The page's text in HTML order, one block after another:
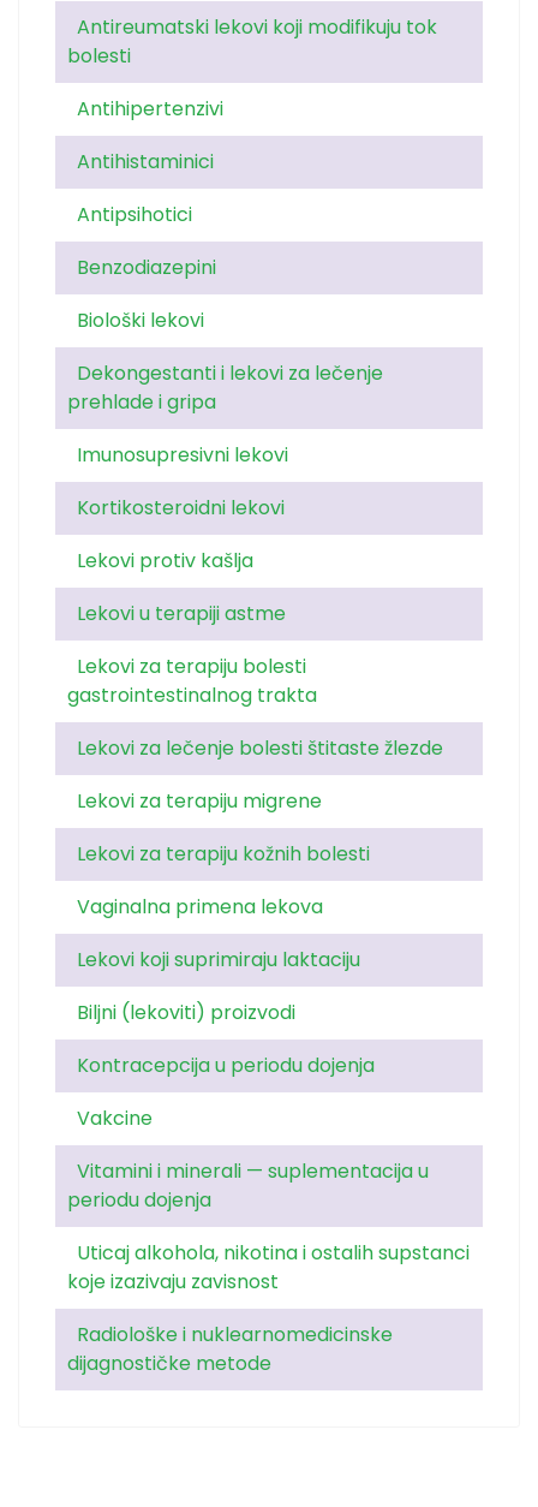
Antireumatski lekovi koji modifikuju tok
bolesti
Antihipertenzivi
Antihistaminici
Antipsihotici
Benzodiazepini
Biološki lekovi
Dekongestanti i lekovi za lečenje
prehlade i gripa
Imunosupresivni lekovi
Kortikosteroidni lekovi
Lekovi protiv kašlja
Lekovi u terapiji astme
Lekovi za terapiju bolesti
gastrointestinalnog trakta
Lekovi za lečenje bolesti štitaste žlezde
Lekovi za terapiju migrene
Lekovi za terapiju kožnih bolesti
Vaginalna primena lekova
Lekovi koji suprimiraju laktaciju
Biljni (lekoviti) proizvodi
Kontracepcija u periodu dojenja
Vakcine
Vitamini i minerali — suplementacija u
periodu dojenja
Uticaj alkohola, nikotina i ostalih supstanci
koje izazivaju zavisnost
Radiološke i nuklearnomedicinske
dijagnostičke metode